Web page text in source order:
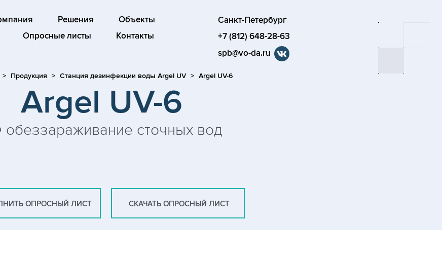
Решения
Объекты
Опросные листы Контакты
Санкт-Петербург
+7 (812) 648-28-63
spb@vo-da.ru
Продукция Станция дезинфекции воды Argel UV Argel UV-6
Argel UV-6
сточных вод
ОПРОСНЫЙ ЛИСТ СКАЧАТЬ ОПРОСНЫЙ ЛИСТ